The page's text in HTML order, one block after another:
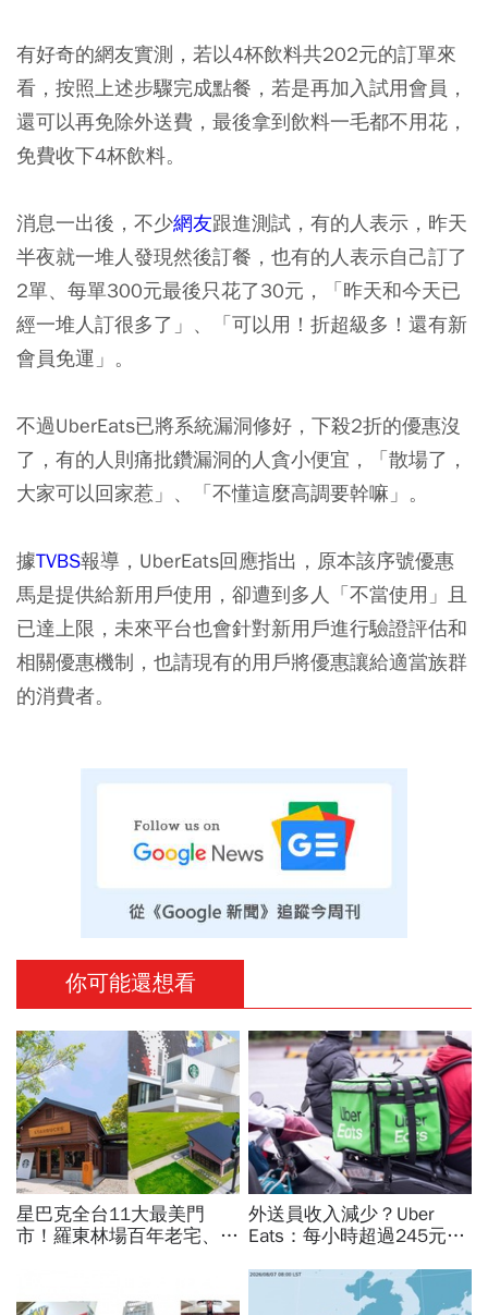
有好奇的網友實測，若以4杯飲料共202元的訂單來
看，按照上述步驟完成點餐，若是再加入試用會員，
還可以再免除外送費，最後拿到飲料一毛都不用花，
免費收下4杯飲料。
消息一出後，不少網友跟進測試，有的人表示，昨天
半夜就一堆人發現然後訂餐，也有的人表示自己訂了
2單、每單300元最後只花了30元，「昨天和今天已
經一堆人訂很多了」、「可以用！折超級多！還有新
會員免運」。
不過UberEats已將系統漏洞修好，下殺2折的優惠沒
了，有的人則痛批鑽漏洞的人貪小便宜，「散場了，
大家可以回家惹」、「不懂這麼高調要幹嘛」。
據TVBS報導，UberEats回應指出，原本該序號優惠
馬是提供給新用戶使用，卻遭到多人「不當使用」且
已達上限，未來平台也會針對新用戶進行驗證評估和
相關優惠機制，也請現有的用戶將優惠讓給適當族群
的消費者。
你可能還想看
星巴克全台11大最美門
市！羅東林場百年老宅、亞
次朝聖
外送員收入減少？Uber
Eats：每小時超過245元！
半，勞動部認違法：按人處